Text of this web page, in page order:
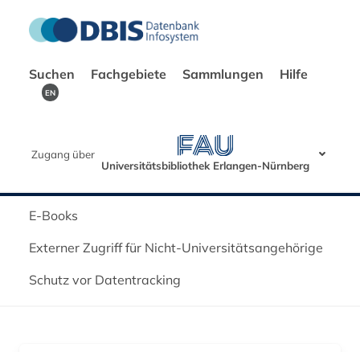
Suchen Fachgebiete Sammlungen Hilfe
EN
Zugang über
Universitätsbibliothek Erlangen-Nürnberg
E-Books
Externer Zugriff für Nicht-Universitätsangehörige
Schutz vor Datentracking